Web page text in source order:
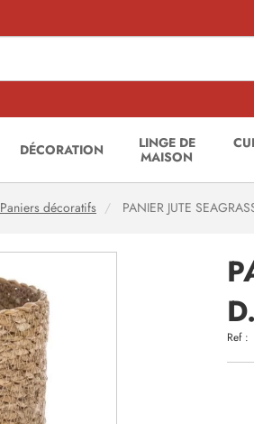
DÉCORATION
LINGE DE
MAISON
Paniers décoratifs PANIER JUTE
Ref :